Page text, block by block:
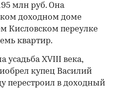
млн руб. Она
доходном доме
Кисловском переулке
квартир.
усадьба XVIII века,
купец Василий
перестроил в доходный